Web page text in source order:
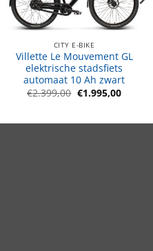
CITY E-BIKE
Villette Le Mouvement GL
elektrische stadsfiets
automaat 10 Ah zwart
€2.399,00 Oorspronkelijke
prijs
€1.995,00
prijs